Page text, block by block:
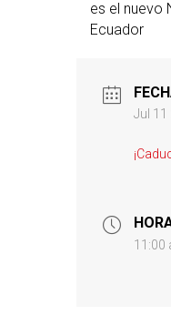
es el nuevo
Ecuador
Jul 11
11:00